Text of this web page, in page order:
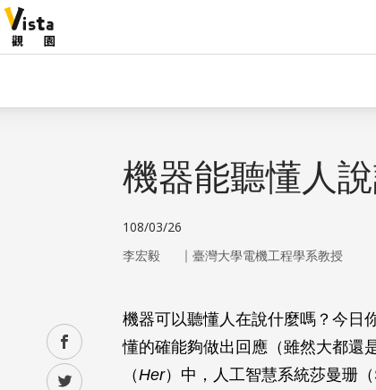
facebook
twitter
機器能聽懂人
108/03/26
李宏毅 ｜ 臺灣大學電機工程學系教授
機器可以聽懂人在說什麼嗎？今日
懂的確能夠做出回應（雖然大都還
（Her）中，人工智慧系統莎曼珊